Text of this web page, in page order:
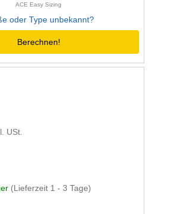
ACE Easy Sizing
oder Type unbekannt?
Berechnen!
USt.
(Lieferzeit 1 - 3 Tage)